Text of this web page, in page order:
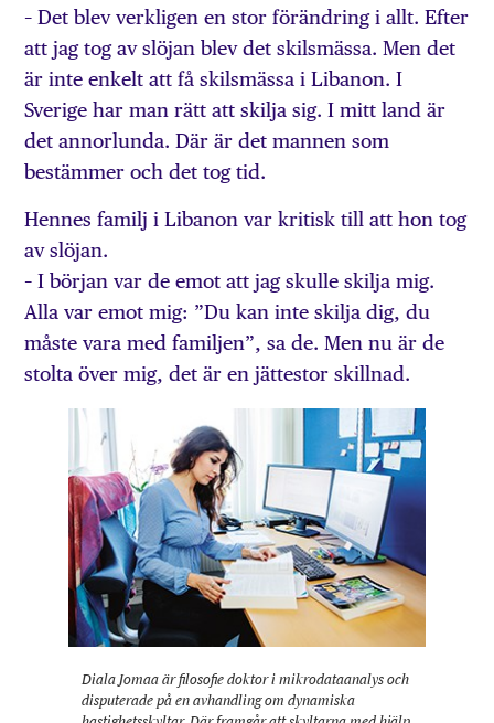
– Det blev verkligen en stor förändring i allt. Efter
att jag tog av slöjan blev det skilsmässa. Men det
är inte enkelt att få skilsmässa i Libanon. I
Sverige har man rätt att skilja sig. I mitt land är
det annorlunda. Där är det mannen som
bestämmer och det tog tid.
Hennes familj i Libanon var kritisk till att hon tog
av slöjan.
– I början var de emot att jag skulle skilja mig.
Alla var emot mig: ”Du kan inte skilja dig, du
måste vara med familjen”, sa de. Men nu är de
stolta över mig, det är en jättestor skillnad.
Diala Jomaa är filosofie doktor i mikrodataanalys och
disputerade på en avhandling om dynamiska